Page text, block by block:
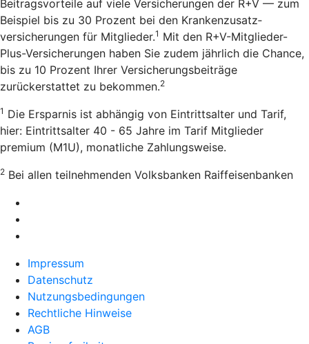
Beitragsvorteile auf viele Versicherungen der R+V — zum
Beispiel bis zu 30 Prozent bei den Kranken­zusatz­
versicherungen für Mitglieder.1 Mit den R+V-Mitglieder-
Plus-Versicherungen haben Sie zudem jährlich die Chance,
bis zu 10 Prozent Ihrer Versicherungsbeiträge
zurückerstattet zu bekommen.2
1 Die Ersparnis ist abhängig von Eintrittsalter und Tarif,
hier: Eintrittsalter 40 - 65 Jahre im Tarif Mitglieder
premium (M1U), monatliche Zahlungsweise.
2 Bei allen teilnehmenden Volksbanken Raiffeisenbanken
Impressum
Datenschutz
Nutzungsbedingungen
Rechtliche Hinweise
AGB